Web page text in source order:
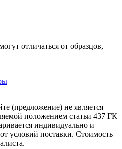
отличаться от образцов,
(предложение) не является
положением статьи 437 ГК
индивидуально и
условий поставки. Стоимость